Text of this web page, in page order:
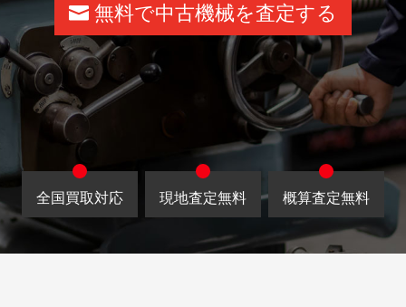
無料で中古機械を査定する
全国買取対応 現地査定無料 概算査定無料